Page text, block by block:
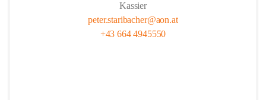
Kassier
peter.staribacher@aon.at
+43 664 4945550